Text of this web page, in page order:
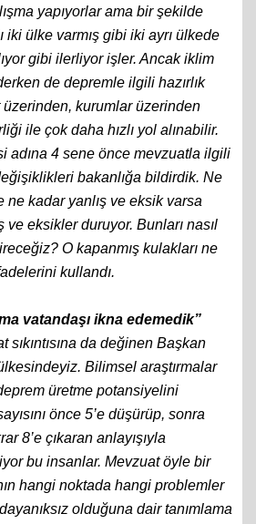
yapıyorlar ama bir şekilde
iki ülke varmış gibi iki ayrı ülkede
gibi ilerliyor işler. Ancak iklim
de depremle ilgili hazırlık
kurumlar üzerinden
ile çok daha hızlı yol alınabilir.
adına 4 sene önce mevzuatla ilgili
bakanlığa bildirdik. Ne
ne kadar yanlış ve eksik varsa
ve eksikler duruyor. Bunları nasıl
O kapanmış kulakları ne
kullandı.
vatandaşı ikna edemedik”
sıkıntısına da değinen Başkan
Bilimsel araştırmalar
üretme potansiyelini
önce 5’e düşürüp, sonra
8’e çıkaran anlayışıyla
bu insanlar. Mevzuat öyle bir
hangi noktada hangi problemler
olduğuna dair tanımlama